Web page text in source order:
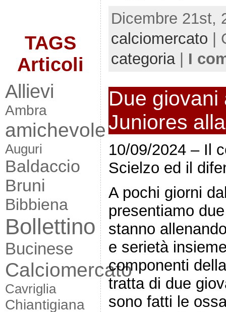
TAGS
Articoli
Allievi
Ambra
amichevole
Auguri
Baldaccio
Bruni
Bibbiena
Bollettino
Bucinese
Calciomercato
Cavriglia
Chiantigiana
Dicembre 21st,
calciomercato |
categoria| I
Due giovani
Juniores
10/09/2024 – Il
Scielzo ed il
A pochi giorni
presentiamo
stanno
e serietà
componenti
tratta di due
sono fatti le